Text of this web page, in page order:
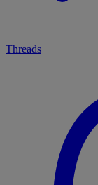
Threads